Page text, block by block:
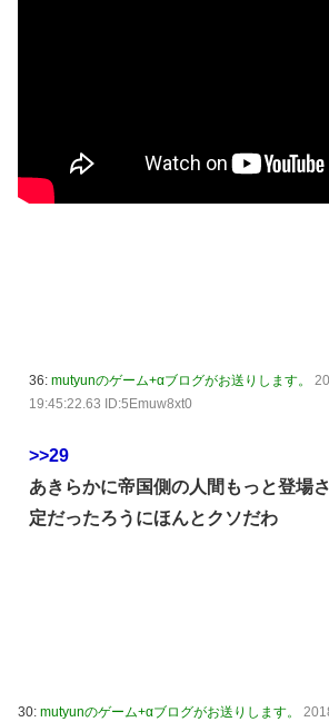
36: mutyunのゲーム+αブログがお送りします。
19:45:22.63 ID:5Emuw8xt0
>>29
あきらかに帝国側の人間もっと登場
定だったろうにほんとクソだわ
30: mutyunのゲーム+αブログがお送りします。